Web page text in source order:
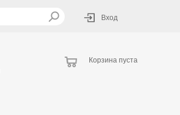
Вход
Корзина пуста